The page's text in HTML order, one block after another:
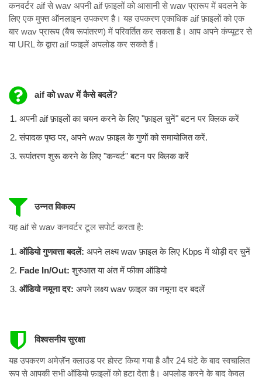
कनवर्टर aif से wav अपनी aif फ़ाइलों को आसानी से wav प्रारूप में बदलने के
लिए एक मुफ्त ऑनलाइन उपकरण है। यह उपकरण एकाधिक aif फ़ाइलों को एक
बार wav प्रारूप (बैच रूपांतरण) में परिवर्तित कर सकता है। आप अपने कंप्यूटर से
या URL के द्वारा aif फाइलें अपलोड कर सकते हैं।
aif को wav में कैसे बदलें?
अपनी aif फ़ाइलों का चयन करने के लिए "फ़ाइल चुनें" बटन पर क्लिक करें
संपादक पृष्ठ पर, अपने wav फ़ाइल के गुणों को समायोजित करें.
रूपांतरण शुरू करने के लिए "कन्वर्ट" बटन पर क्लिक करें
उन्नत विकल्प
यह aif से wav कनवर्टर टूल सपोर्ट करता है:
ऑडियो गुणवत्ता बदलें: अपने लक्ष्य wav फ़ाइल के लिए Kbps में थोड़ी दर चुनें
Fade In/Out:शुरुआत या अंत में फीका ऑडियो
ऑडियो नमूना दर: अपने लक्ष्य wav फ़ाइल का नमूना दर बदलें
विश्वसनीय सुरक्षा
यह उपकरण अमेज़ॅन क्लाउड पर होस्ट किया गया है और 24 घंटे के बाद स्वचालित
रूप से आपकी सभी ऑडियो फ़ाइलों को हटा देता है। अपलोड करने के बाद केवल